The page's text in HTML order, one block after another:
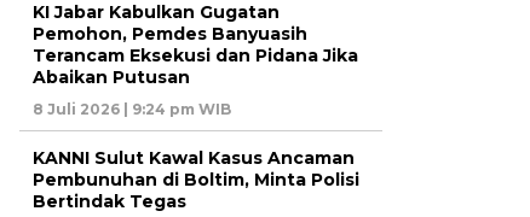
KI Jabar Kabulkan Gugatan
Pemohon, Pemdes Banyuasih
Terancam Eksekusi dan Pidana Jika
Abaikan Putusan
8 Juli 2026 | 9:24 pm WIB
KANNI Sulut Kawal Kasus Ancaman
Pembunuhan di Boltim, Minta Polisi
Bertindak Tegas